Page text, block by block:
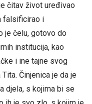
čitav život uređivao
falsificirao i
je čelu, gotovo do
institucija, kao
i ine tajne svog
Činjenica je da je
djela, s kojima bi se